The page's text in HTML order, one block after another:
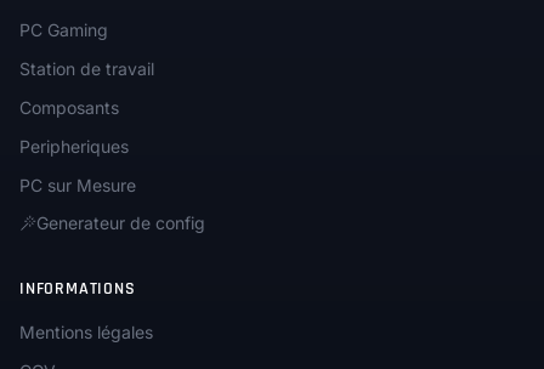
PC Gaming
Station de travail
Composants
Peripheriques
PC sur Mesure
Generateur de config
INFORMATIONS
Mentions légales